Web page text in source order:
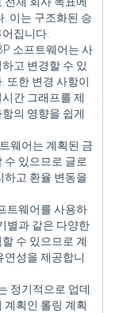
. 이는 구조화된 승
집니다.
소프트웨어는 사
고 변경할 수 있
또한 변경 사항이
간 그래프를 제
의 영향을 쉽게
웨어는 계획된 금
수 있으므로 글로
하고 환율 변동을
트웨어를 사용하
별과 같은 다양한
수 있으므로 계
연성을 제공합니
정기적으로 업데
계획인 롤링 계획